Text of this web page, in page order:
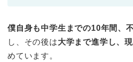
僕自身も中学生までの10年間、
し、その後は大学まで進学し、
めています。